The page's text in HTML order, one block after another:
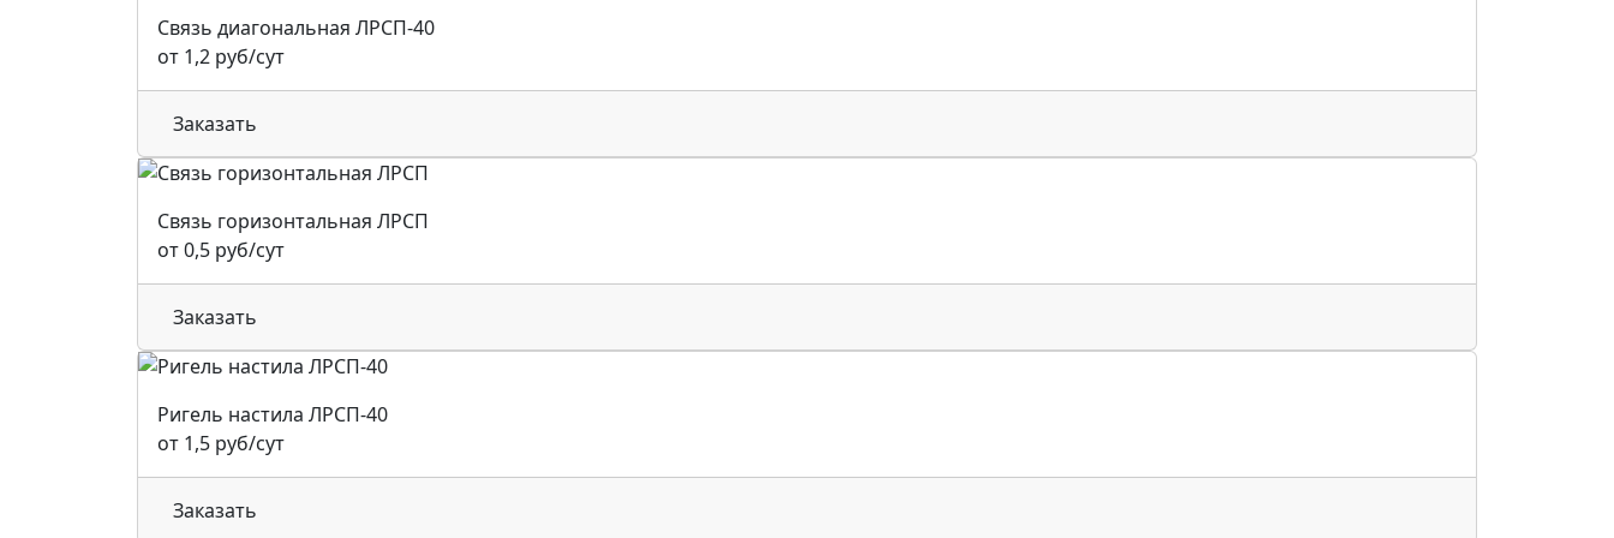
Связь диагональная ЛРСП-40
от 1,2 руб/сут
Заказать
Связь горизонтальная ЛРСП
от 0,5 руб/сут
Заказать
Ригель настила ЛРСП-40
от 1,5 руб/сут
Заказать